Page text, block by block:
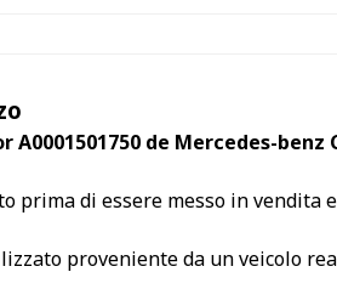
A0001501750 de Mercedes-benz
prima di essere messo in
proveniente da un veicolo